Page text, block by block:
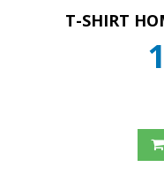
T-SHIRT